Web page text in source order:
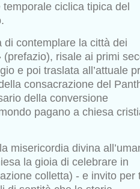
ciclica tipica del
contemplare la città dei
risale ai primi
e poi traslata all’attuale
consacrazione del
della conversione
pagano a chiesa
misericordia divina
la gioia di celebrare in
colletta) - e invito per